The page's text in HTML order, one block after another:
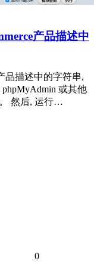
产品描述中
品描述中的字符串,
或其他
然后, 运行…
0